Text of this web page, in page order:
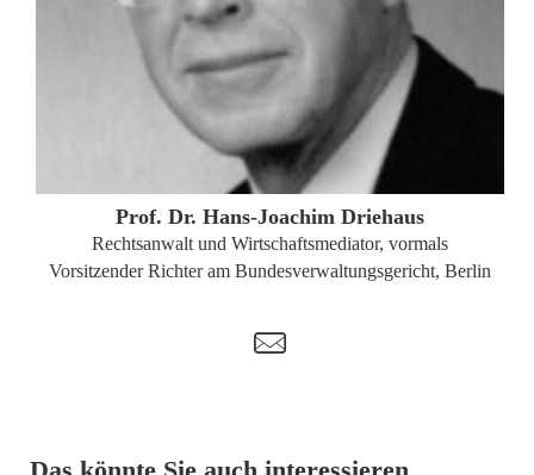
ZUM PROFIL
Prof. Dr. Hans-Joachim Driehaus
Rechtsanwalt und Wirtschaftsmediator, vormals
Vorsitzender Richter am Bundesverwaltungsgericht, Berlin
t